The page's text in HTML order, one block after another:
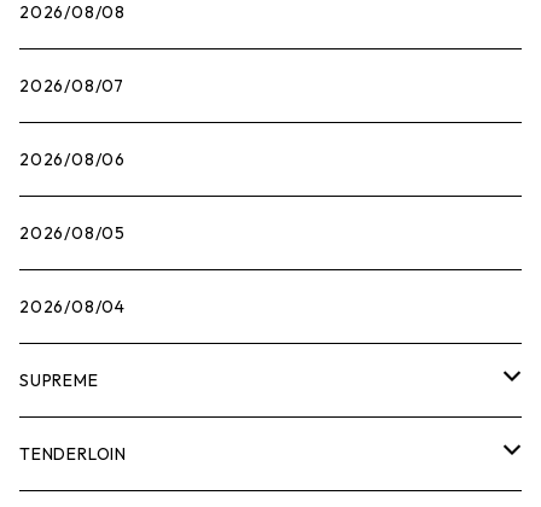
2026/08/08
2026/08/07
2026/08/06
2026/08/05
2026/08/04
SUPREME
Tシャツ
TENDERLOIN